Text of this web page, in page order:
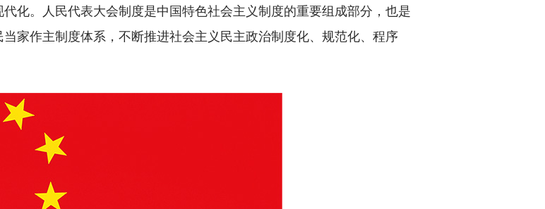
。人民代表大会制度是中国特色社会主义制度的重要组成部分，也是
家作主制度体系，不断推进社会主义民主政治制度化、规范化、程序